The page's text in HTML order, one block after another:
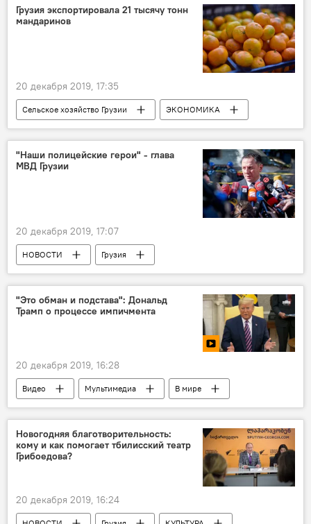
Грузино-российские отношения
Россия
Грузия экспортировала 21 тысячу тонн
мандаринов
20 декабря 2019, 17:35
Сельское хозяйство Грузии
ЭКОНОМИКА
Грузия
НОВОСТИ
"Наши полицейские герои" - глава
МВД Грузии
20 декабря 2019, 17:07
НОВОСТИ
Грузия
ПРОИСШЕСТВИЯ
ОБЩЕСТВО
Полицейский
Батуми МВД Грузии
"Это обман и подстава": Дональд
Трамп о процессе импичмента
20 декабря 2019, 16:28
Видео Мультимедиа
В мире
Политика
США
Дональд Трамп
Импичмент
ПОЛИТИКА
Новогодняя благотворительность:
кому и как помогает тбилисский театр
Грибоедова?
20 декабря 2019, 16:24